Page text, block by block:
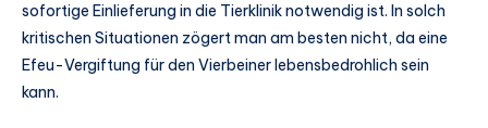
sofortige Einlieferung in die Tierklinik notwendig ist. In solch
kritischen Situationen zögert man am besten nicht, da eine
Efeu-Vergiftung für den Vierbeiner lebensbedrohlich sein
kann.